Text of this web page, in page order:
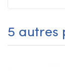
5 autres